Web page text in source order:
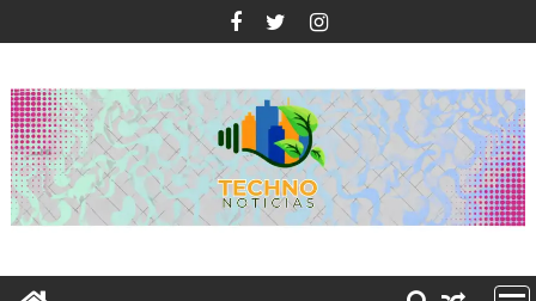
al